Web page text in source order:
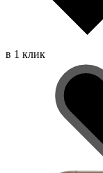
в 1 клик